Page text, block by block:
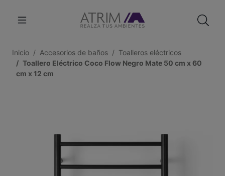
Inicio Accesorios de baños
Toalleros eléctricos
Toallero Eléctrico Coco Flow Negro Mate 50 cm x 60
cm x 12 cm